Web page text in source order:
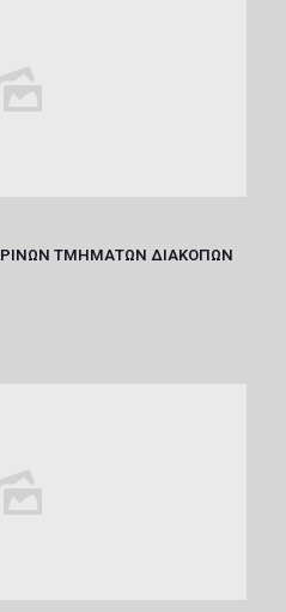
ΤΜΗΜΑΤΩΝ ΔΙΑΚΟΠΩΝ